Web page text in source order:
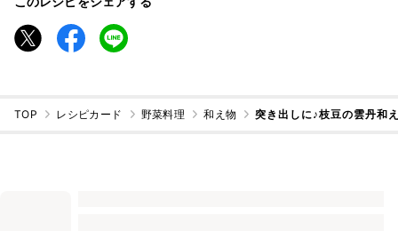
TOP レシピカード 野菜料理 和え物 突き出しに♪枝豆の雲丹和